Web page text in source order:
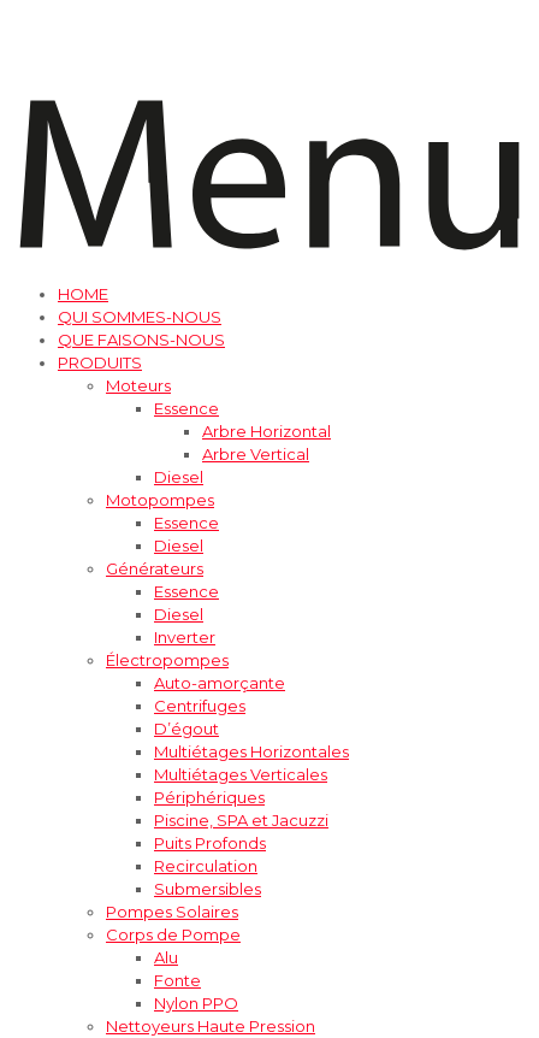
HOME
QUI SOMMES-NOUS
QUE FAISONS-NOUS
PRODUITS
Moteurs
Essence
Arbre Horizontal
Arbre Vertical
Diesel
Motopompes
Essence
Diesel
Générateurs
Essence
Diesel
Inverter
Électropompes
Auto-amorçante
Centrifuges
D’égout
Multiétages Horizontales
Multiétages Verticales
Périphériques
Piscine, SPA et Jacuzzi
Puits Profonds
Recirculation
Submersibles
Pompes Solaires
Corps de Pompe
Alu
Fonte
Nylon PPO
Nettoyeurs Haute Pression